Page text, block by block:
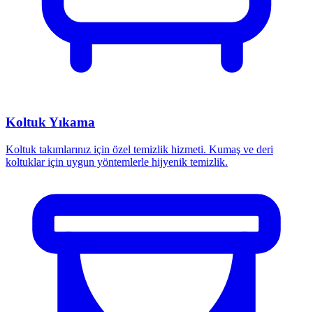
Koltuk Yıkama
Koltuk takımlarınız için özel temizlik hizmeti. Kumaş ve deri
koltuklar için uygun yöntemlerle hijyenik temizlik.